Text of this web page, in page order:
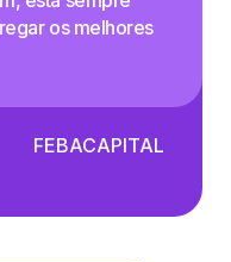
os melhores
FEBACAPITAL